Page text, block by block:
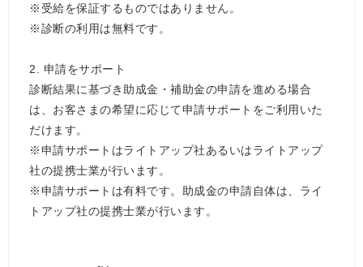
※受給を保証するものではありません。
※診断の利用は無料です。
2. 申請をサポート
診断結果に基づき助成金・補助金の申請を進める場合
は、お客さまの希望に応じて申請サポートをご利用いた
だけます。
※申請サポートはライトアップ社あるいはライトアップ
社の提携士業が行います。
※申請サポートは有料です。助成金の申請自体は、ライ
トアップ社の提携士業が行います。